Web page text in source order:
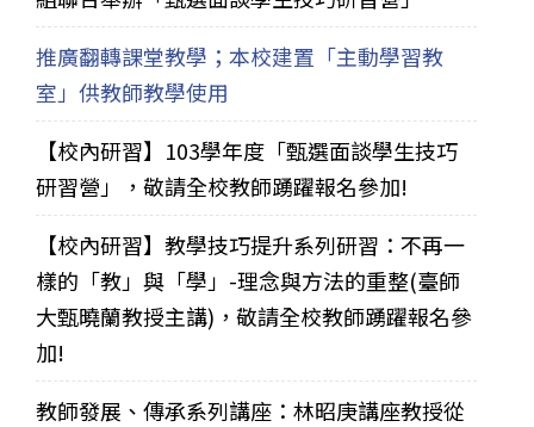
推廣翻轉課堂教學；本校建置「主動學習教
室」供教師教學使用
【校內研習】103學年度「甄選面談學生技巧
研習營」，敬請全校教師踴躍報名參加!
【校內研習】教學技巧提升系列研習：不再一
樣的「教」與「學」-理念與方法的重整(臺師
大甄曉蘭教授主講)，敬請全校教師踴躍報名參
加!
教師發展、傳承系列講座：林昭庚講座教授從